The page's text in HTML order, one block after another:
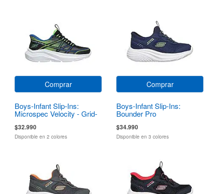
Comprar
Boys-Infant Slip-Ins:
Microspec Velocity - Grid-
$32.990
Disponible en 2 colores
Comprar
Boys-Infant Slip-Ins:
Bounder Pro
$34.990
Disponible en 3 colores